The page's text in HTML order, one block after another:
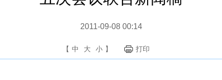
2011-09-08 00:14
【 中 大 小 】 打印